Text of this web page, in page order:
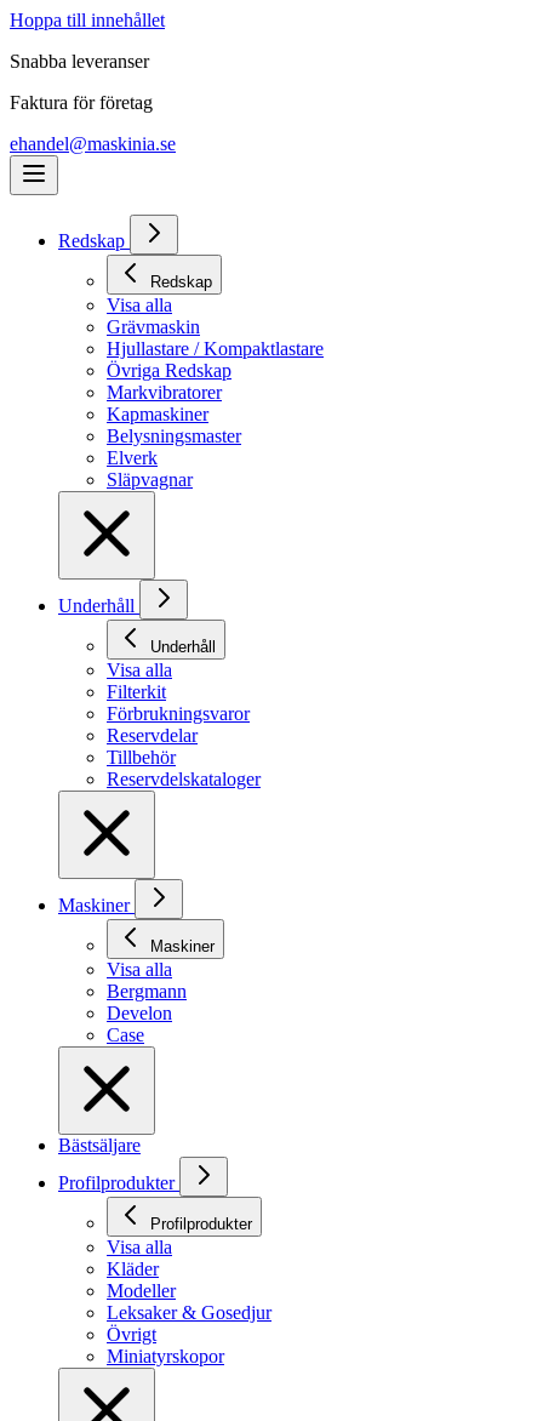
Hoppa till innehållet
Snabba leveranser
Faktura för företag
ehandel@maskinia.se
Redskap
Redskap
Visa alla
Grävmaskin
Hjullastare / Kompaktlastare
Övriga Redskap
Markvibratorer
Kapmaskiner
Belysningsmaster
Elverk
Släpvagnar
Underhåll
Underhåll
Visa alla
Filterkit
Förbrukningsvaror
Reservdelar
Tillbehör
Reservdelskataloger
Maskiner
Maskiner
Visa alla
Bergmann
Develon
Case
Bästsäljare
Profilprodukter
Profilprodukter
Visa alla
Kläder
Modeller
Leksaker & Gosedjur
Övrigt
Miniatyrskopor